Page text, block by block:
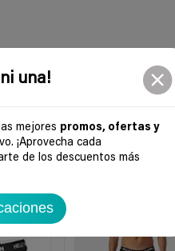
una!
mejores promos, ofertas y
¡Aprovecha cada
de los descuentos más